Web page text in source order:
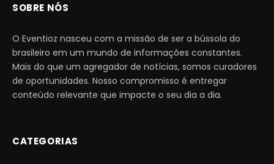
SOBRE NÓS
O Eventioz nasceu com a missão de ser a bússola do
brasileiro em um mundo de informações constantes.
Mais do que um agregador de notícias, somos curadores
de oportunidades. Nosso compromisso é entregar
conteúdo relevante que impacte o seu dia a dia.
CATEGORIAS